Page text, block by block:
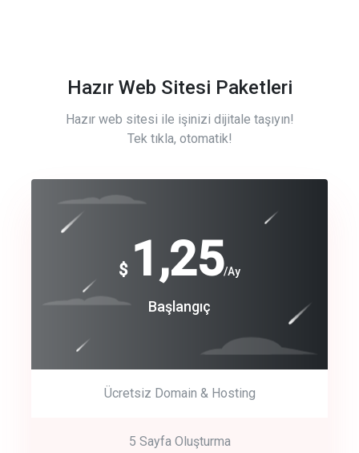
Hazır Web Sitesi Paketleri
Hazır web sitesi ile işinizi dijitale taşıyın!
Tek tıkla, otomatik!
$ 1,25/Ay
Başlangıç
Ücretsiz Domain & Hosting
5 Sayfa Oluşturma
Free
Basic